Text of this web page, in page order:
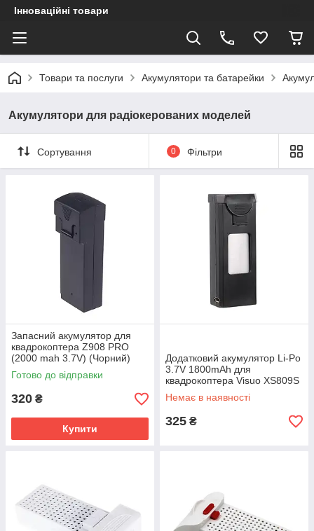
Інноваційні товари
Товари та послуги Акумулятори та батарейки
Акумулятори для радіокерованих моделей
Сортування 0 Фільтри
Запасний акумулятор для
квадрокоптера Z908 PRO
(2000 mah 3.7V) (Чорний)
Готово до відправки
320 ₴
Купити
Додатковий акумулятор Li-Po
3.7V 1800mAh для
квадрокоптера Visuo XS809S
/ XS816 (Чорний)
Немає в наявності
325 ₴